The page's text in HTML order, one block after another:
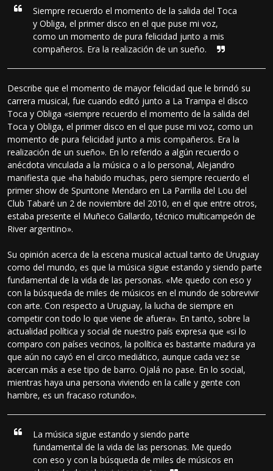
Siempre recuerdo el momento de la salida del Toca
y Obliga, el primer disco en el que puse mi voz,
como un momento de pura felicidad junto a mis
compañeros. Era la realización de un sueño.
Describe que el momento de mayor felicidad que le brindó su
carrera musical, fue cuando editó junto a La Trampa el disco
Toca y Obliga «siempre recuerdo el momento de la salida del
Toca y Obliga, el primer disco en el que puse mi voz, como un
momento de pura felicidad junto a mis compañeros. Era la
realización de un sueño». En lo referido a algún recuerdo o
anécdota vinculada a la música o a lo personal, Alejandro
manifiesta que «ha habido muchas, pero siempre recuerdo el
primer show de Spuntone Mendaro en La Parrilla del Lou del
Club Tabaré un 2 de noviembre del 2010, en el que entre otros,
estaba presente el Muñeco Gallardo, técnico multicampeón de
River argentino».
Su opinión acerca de la escena musical actual tanto de Uruguay
como del mundo, es que la música sigue estando y siendo parte
fundamental de la vida de las personas. «Me quedo con eso y
con la búsqueda de miles de músicos en el mundo de sobrevivir
con arte. Con respecto a Uruguay, la lucha de siempre en
competir con todo lo que viene de afuera». En tanto, sobre la
actualidad política y social de nuestro país expresa que «si lo
comparo con países vecinos, la política es bastante madura ya
que aún no cayó en el circo mediático, aunque cada vez se
acercan más a ese tipo de barro. Ojalá no pase. En lo social,
mientras haya una persona viviendo en la calle y gente con
hambre, es un fracaso rotundo».
La música sigue estando y siendo parte
fundamental de la vida de las personas. Me quedo
con eso y con la búsqueda de miles de músicos en